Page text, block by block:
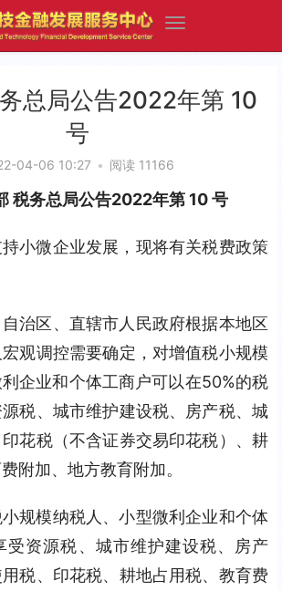
总局公告2022年第 10
号
04-06 10:27 • 阅读 11166
税务总局公告2022年第 10 号
小微企业发展，现将有关税费政策
治区、直辖市人民政府根据本地区
观调控需要确定，对增值税小规模
企业和个体工商户可以在50%的税
税、城市维护建设税、房产税、城
花税（不含证券交易印花税）、耕
附加、地方教育附加。
规模纳税人、小型微利企业和个体
受资源税、城市维护建设税、房产
税、印花税、耕地占用税、教育费